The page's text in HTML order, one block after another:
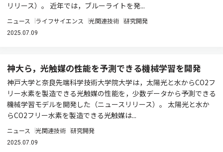
リリース）。 近年では，ブルーライトを発...
ニュース ライフサイエンス 光関連技術 研究開発
2025.07.09
神大ら，光触媒の性能を予測できる機械学習を開発
神戸大学と奈良先端科学技術大学院大学は，太陽光と水からCO2フ
リー水素を製造できる光触媒の性能を，少数データから予測できる
機械学習モデルを開発した（ニュースリリース）。 太陽光と水か
らCO2フリー水素を製造できる光触媒は...
ニュース 光関連技術 研究開発
2025.07.09